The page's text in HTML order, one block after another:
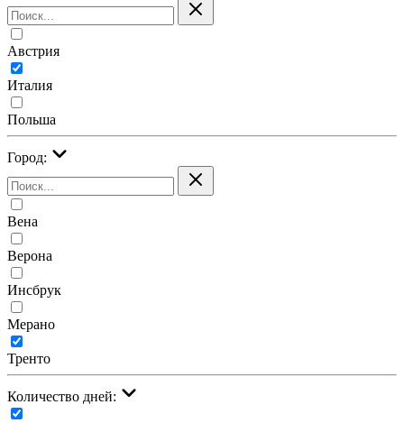
Австрия
Италия
Польша
Город:
Вена
Верона
Инсбрук
Мерано
Тренто
Количество дней: